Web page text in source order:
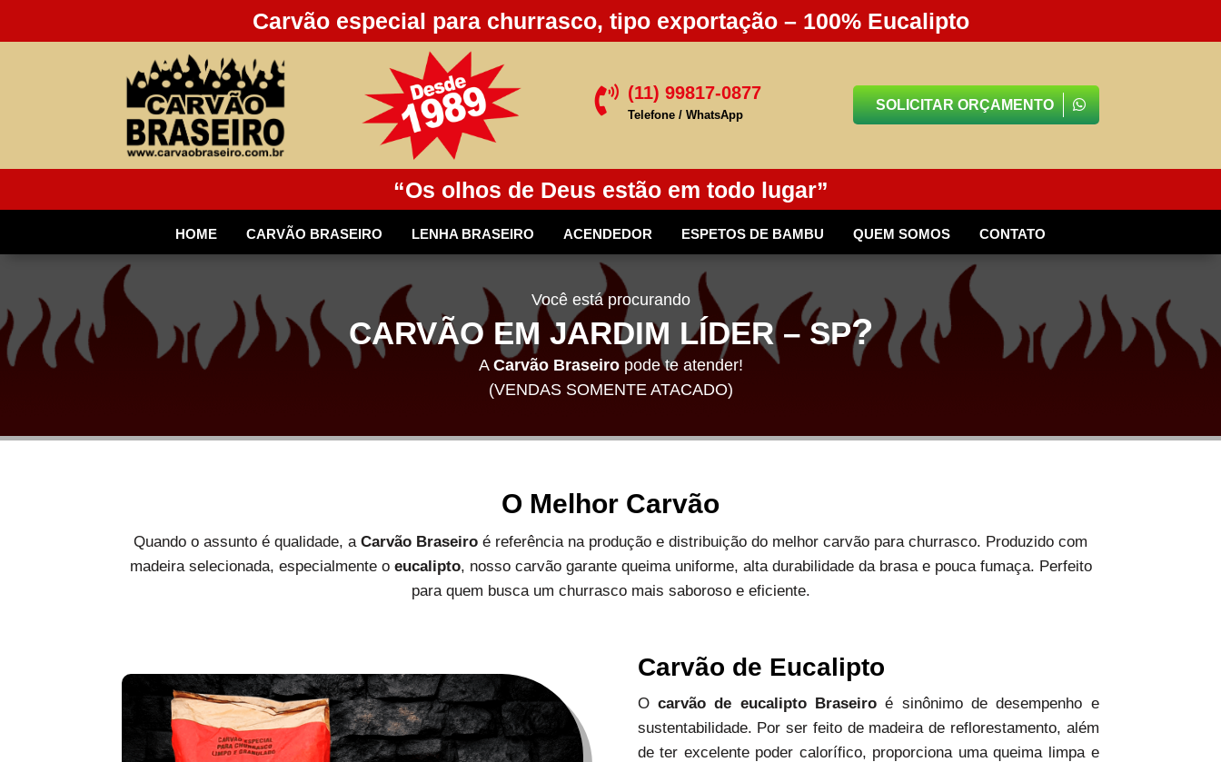
Carvão especial para churrasco, tipo exportação – 100% Eucalipto
 (11) 99817-0877
Telefone / WhatsApp
SOLICITAR ORÇAMENTO
“Os olhos de Deus estão em todo lugar”
HOME CARVÃO BRASEIRO LENHA BRASEIRO ACENDEDOR ESPETOS DE BAMBU QUEM SOMOS CONTATO
Você está procurando
CARVÃO EM JARDIM LÍDER – SP?
A Carvão Braseiropode te atender!
(VENDAS SOMENTE ATACADO)
O Melhor Carvão
Quando o assunto é qualidade, a Carvão Braseiro é referência na produção e distribuição do melhor carvão para churrasco. Produzido com
madeira selecionada, especialmente o eucalipto, nosso carvão garante queima uniforme, alta durabilidade da brasa e pouca fumaça. Perfeito
para quem busca um churrasco mais saboroso e eficiente.
Carvão de Eucalipto
O carvão de eucalipto Braseiroé sinônimo de desempenho e
sustentabilidade. Por ser feito de madeira de reflorestamento, além
de ter excelente poder calorífico, proporciona uma queima limpa e